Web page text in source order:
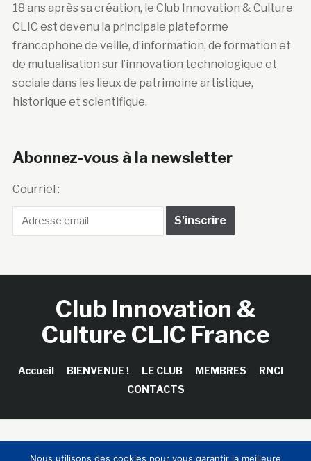
18 ans après sa création, le Club Innovation & Culture
CLIC est devenu la principale plateforme
francophone de veille, d’information, de formation et
de mutualisation sur l’innovation technologique et
sociale dans les lieux de patrimoine artistique,
historique et scientifique.
Abonnez-vous à la newsletter
Courriel :
Club Innovation &
Culture CLIC France
Accueil BIENVENUE ! LE CLUB MEMBRES
RNCI
CONTACTS
Nous utilisons des cookies pour vous garantir la meilleure